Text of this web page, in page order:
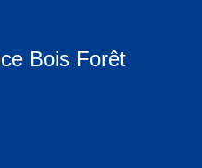
Bois Forêt